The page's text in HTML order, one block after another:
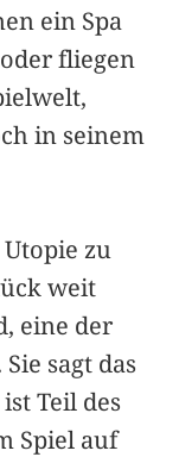
ein Spa
fliegen
in seinem
zu
weit
eine der
sagt das
Teil des
Spiel auf